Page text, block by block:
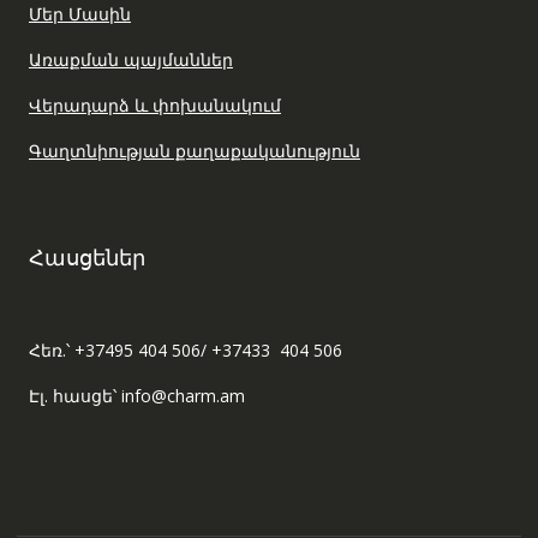
Մեր Մասին
Առաքման պայմաններ
Վերադարձ և փոխանակում
Գաղտնիության քաղաքականություն
Հասցեներ
Հեռ.՝ +37495 404 506/ +37433 404 506
Էլ. հասցե՝ info@charm.am